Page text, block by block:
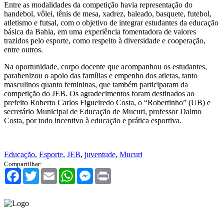
Entre as modalidades da competição havia representação do
handebol, vôlei, tênis de mesa, xadrez, baleado, basquete, futebol,
atletismo e futsal, com o objetivo de integrar estudantes da educação
básica da Bahia, em uma experiência fomentadora de valores
trazidos pelo esporte, como respeito à diversidade e cooperação,
entre outros.
Na oportunidade, corpo docente que acompanhou os estudantes,
parabenizou o apoio das famílias e empenho dos atletas, tanto
masculinos quanto femininas, que também participaram da
competição do JEB. Os agradecimentos foram destinados ao
prefeito Roberto Carlos Figueiredo Costa, o “Robertinho” (UB) e
secretário Municipal de Educação de Mucuri, professor Dalmo
Costa, por todo incentivo à educação e prática esportiva.
Educação, Esporte, JEB, juventude, Mucuri
Compartilhar:
Facebook
TwitterEmail WhatsAppMessenger